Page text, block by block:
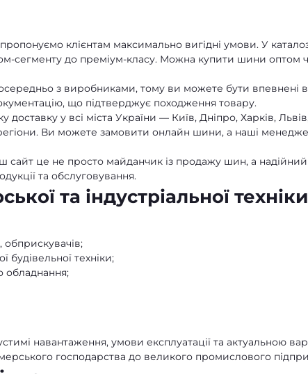
клієнтам максимально вигідні умови. У
сегменту до преміум-класу. Можна купити шини оптом
з виробниками, тому ви можете бути впевнені в
що підтверджує походження товару.
у всі міста України — Київ, Дніпро, Харків,
Ви можете замовити онлайн шини, а наші
сайт це не просто майданчик із продажу шин, а
та обслуговування.
та індустріальної техніки
обприскувачів;
будівельної техніки;
обладнання;
навантаження, умови експлуатації та актуальною
господарства до великого промислового